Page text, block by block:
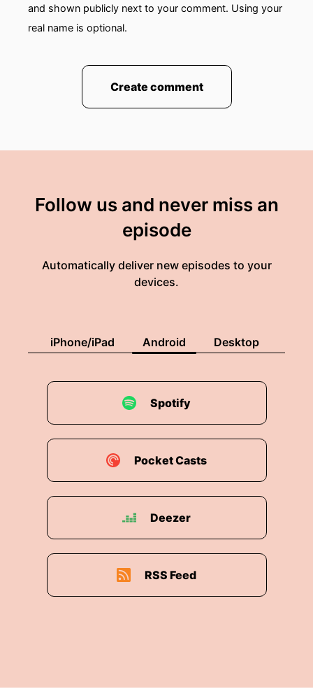
and shown publicly next to your comment. Using your
real name is optional.
Create comment
Follow us and never miss an
episode
Automatically deliver new episodes to your
devices.
iPhone/iPad Android Desktop
Spotify
Pocket Casts
Deezer
RSS Feed